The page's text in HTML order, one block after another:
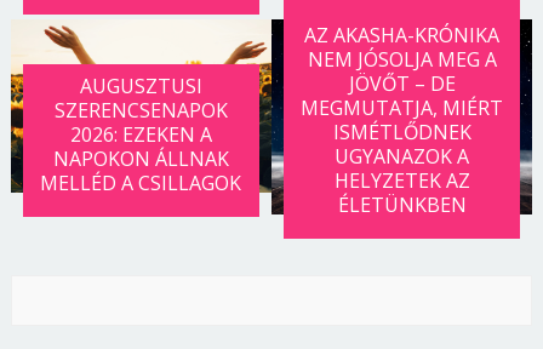
AUGUSZTUSI
SZERENCSENAPOK
2026: EZEKEN A
NAPOKON ÁLLNAK
MELLÉD A CSILLAGOK
AZ AKASHA-KRÓNIKA
NEM JÓSOLJA MEG A
JÖVŐT – DE
MEGMUTATJA, MIÉRT
ISMÉTLŐDNEK
UGYANAZOK A
HELYZETEK AZ
ÉLETÜNKBEN